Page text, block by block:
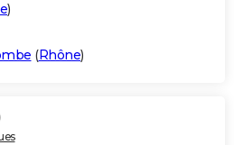
)
(Rhône)